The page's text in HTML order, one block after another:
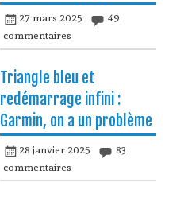
27 mars 2025
49
commentaires
Triangle bleu et
redémarrage infini :
Garmin, on a un problème
28 janvier 2025
83
commentaires